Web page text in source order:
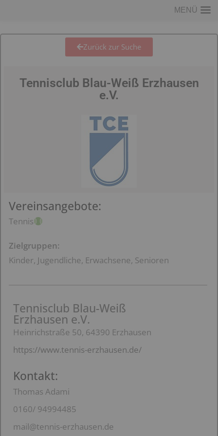
Zurück zur Suche
Tennisclub Blau-Weiß Erzhausen
e.V.
Vereinsangebote:
Tennis
Zielgruppen:
Kinder, Jugendliche, Erwachsene, Senioren
Tennisclub Blau-Weiß
Erzhausen e.V.
Heinrichstraße 50, 64390 Erzhausen
https://www.tennis-erzhausen.de/
Kontakt:
Thomas Adami
0160/ 94994485
mail@tennis-erzhausen.de
MENÜ